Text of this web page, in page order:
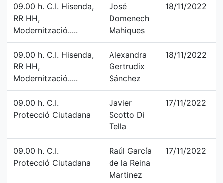
09.00 h. C.I. Hisenda,
RR HH,
Modernització.....
José
Domenech
Mahiques
18/11/2022
09.00 h. C.I. Hisenda,
RR HH,
Modernització.....
Alexandra
Gertrudix
Sánchez
18/11/2022
09.00 h. C.I.
Protecció Ciutadana
Javier
Scotto Di
Tella
17/11/2022
09.00 h. C.I.
Protecció Ciutadana
Raúl García
de la Reina
Martinez
17/11/2022